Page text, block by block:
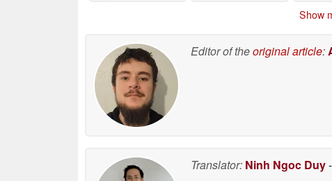
Show
Editor of theoriginal article:
Translator: Ninh Ngoc Duy